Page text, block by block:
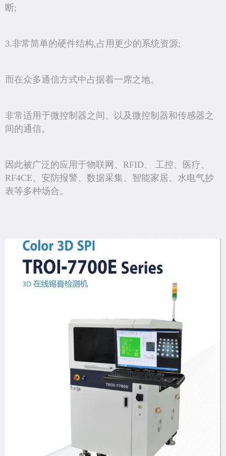
断;
3.非常简单的硬件结构,占用更少的系统资源;
而在众多通信方式中占据着一席之地。
非常适用于微控制器之间、以及微控制器和传感器之
间的通信。
因此被广泛的应用于物联网、RFID、 工控、医疗、
RF4CE、安防报警、数据采集、智能家居、水电气抄
表等多种场合。